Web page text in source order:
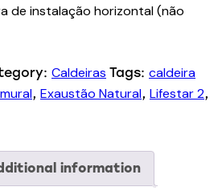
de instalação horizontal (não
Caldeiras Tags: caldeira
, Exaustão Natural, Lifestar 2,
information